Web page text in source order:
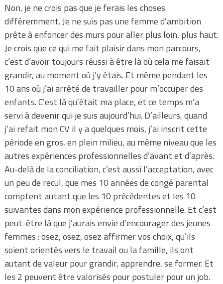
Non, je ne crois pas que je ferais les choses
différemment. Je ne suis pas une femme d’ambition
prête à enfoncer des murs pour aller plus loin, plus haut.
Je crois que ce qui me fait plaisir dans mon parcours,
c’est d’avoir toujours réussi à être là où cela me faisait
grandir, au moment où j’y étais. Et même pendant les
10 ans où j’ai arrêté de travailler pour m’occuper des
enfants. C’est là qu’était ma place, et ce temps m’a
servi à devenir qui je suis aujourd’hui. D’ailleurs, quand
j’ai refait mon CV il y a quelques mois, j’ai inscrit cette
période en gros, en plein milieu, au même niveau que les
autres expériences professionnelles d’avant et d’après.
Au-delà de la conciliation, c’est aussi l’acceptation, avec
un peu de recul, que mes 10 années de congé parental
comptent autant que les 10 précédentes et les 10
suivantes dans mon expérience professionnelle. Et c’est
peut-être là que j’aurais envie d’encourager des jeunes
femmes : osez, osez, osez affirmer vos choix, qu’ils
soient orientés vers le travail ou la famille, ils ont
autant de valeur pour grandir, apprendre, se former. Et
les 2 peuvent être valorisés pour postuler pour un job.